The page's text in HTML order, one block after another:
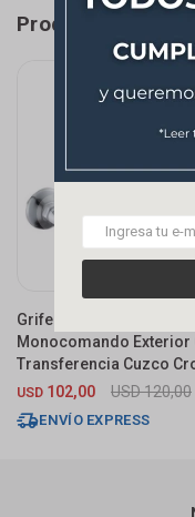
Productos que te
Grifería De Ducha
Monocomando Exterior
Transferencia Cuzco
Brillante
USD 102,00 USD120,00
ENVÍO EXPRESS